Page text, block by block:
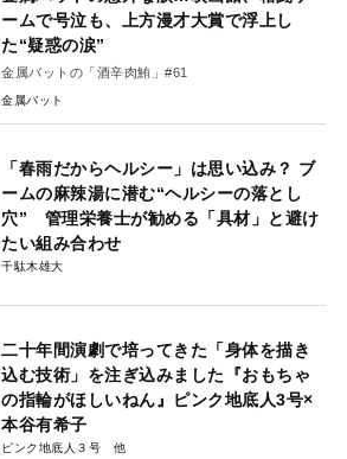
ームで号泣も、上方漫才大賞で浮上し
た“疑惑の涙”
金属バットの「酒辛肉鮪」#61
金属バット
「春雨だからヘルシー」は思い込み？ ブ
ームの麻辣湯に潜む“ヘルシーの落とし
穴” 管理栄養士が勧める「具材」と避け
たい組み合わせ
千駄木雄大
二十年間演劇で培ってきた「身体を描き
込む技術」を注ぎ込みました『おもちゃ
の指輪がほしいねん』ピンク地底人3号×
本谷有希子
ピンク地底人３号